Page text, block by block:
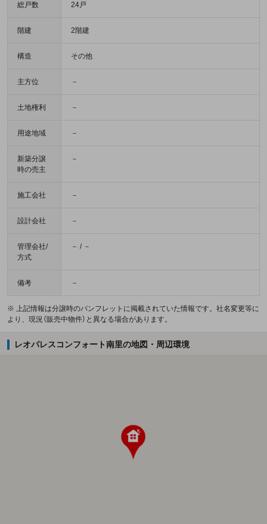
総戸数 24戸
階建 2階建
構造 その他
主方位 －
土地権利 －
用途地域 －
新築分譲
時の売主
－
施工会社 －
設計会社 －
管理会社/
方式
－ / －
備考 －
※ 上記情報は分譲時のパンフレットに掲載されていた情報です。社名変更等に
より、現況（販売中物件）と異なる場合があります。
レオパレスコンフォート南里の地図・周辺環境